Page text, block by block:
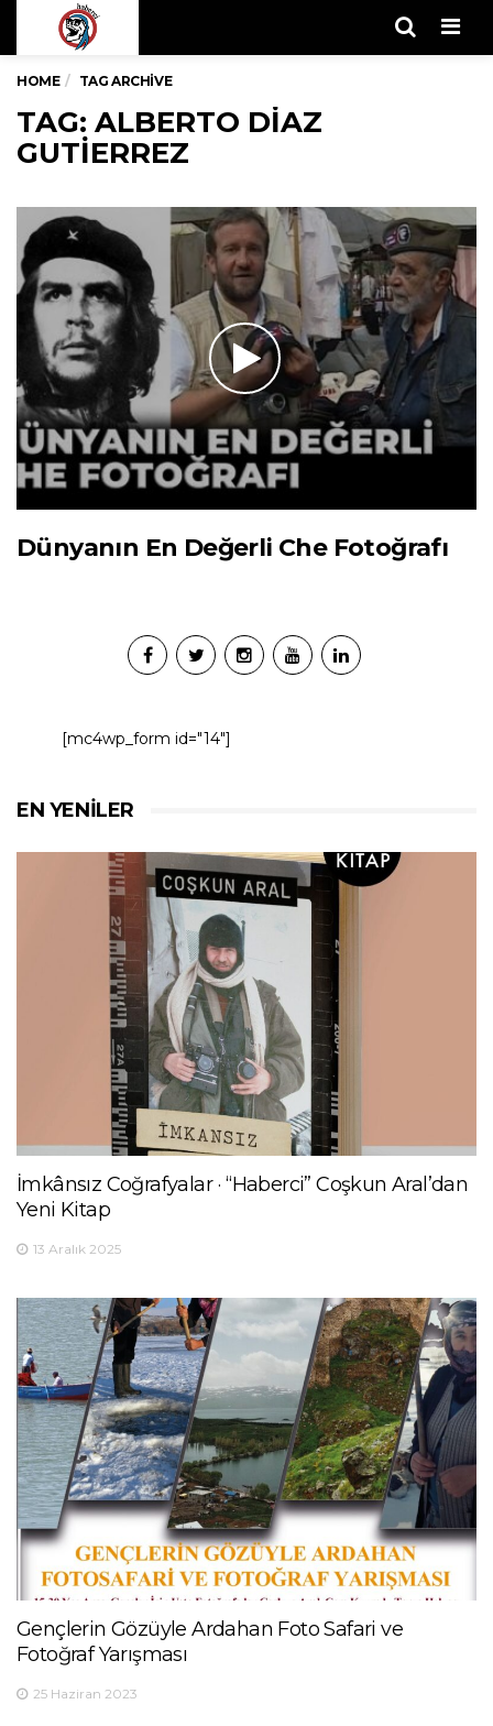
HOME TAG ARCHIVE
TAG: ALBERTO DIAZ
GUTIERREZ
Dünyanın En Değerli Che Fotoğrafı
[mc4wp_form id="14"]
EN YENILER
İmkânsız Coğrafyalar · “Haberci” Coşkun Aral’dan
Yeni Kitap
13 Aralık 2025
Gençlerin Gözüyle Ardahan Foto Safari ve
Fotoğraf Yarışması
25 Haziran 2023